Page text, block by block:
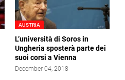
AUSTRIA
L’università di Soros in
Ungheria sposterà parte dei
suoi corsi a Vienna
December 04, 2018